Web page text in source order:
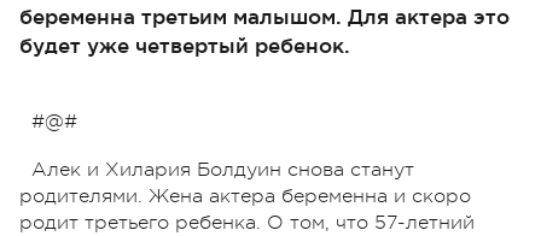
беременна третьим малышом. Для актера это
будет уже четвертый ребенок.
#@#
Алек и Хилария Болдуин снова станут
родителями. Жена актера беременна и скоро
родит третьего ребенка. О том, что 57-летний